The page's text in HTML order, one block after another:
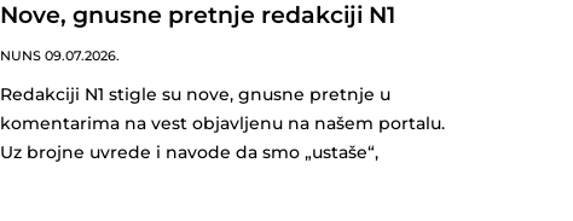
Nove, gnusne pretnje redakciji N1
NUNS 09.07.2026.
Redakciji N1 stigle su nove, gnusne pretnje u
komentarima na vest objavljenu na našem portalu.
Uz brojne uvrede i navode da smo „ustaše“,